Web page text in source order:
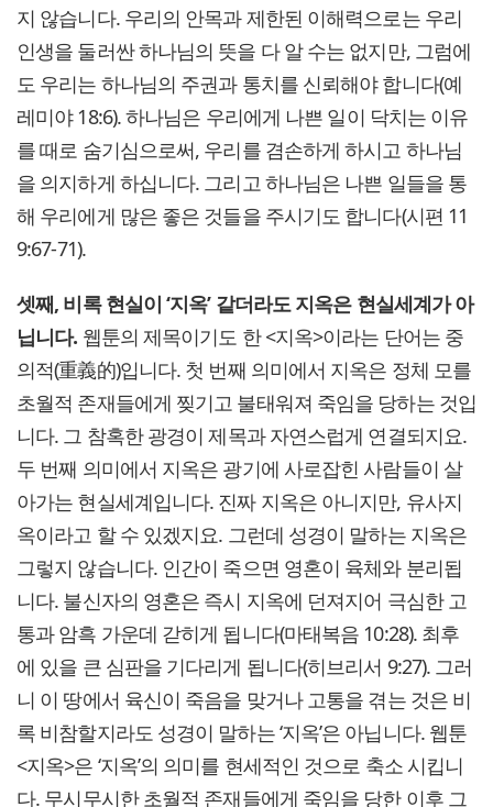
지 않습니다. 우리의 안목과 제한된 이해력으로는 우리
인생을 둘러싼 하나님의 뜻을 다 알 수는 없지만, 그럼에
도 우리는 하나님의 주권과 통치를 신뢰해야 합니다(예
레미야 18:6). 하나님은 우리에게 나쁜 일이 닥치는 이유
를 때로 숨기심으로써, 우리를 겸손하게 하시고 하나님
을 의지하게 하십니다. 그리고 하나님은 나쁜 일들을 통
해 우리에게 많은 좋은 것들을 주시기도 합니다(시편 11
9:67-71).
셋째, 비록 현실이 ‘지옥’ 같더라도 지옥은 현실세계가 아
닙니다. 웹툰의 제목이기도 한 <지옥>이라는 단어는 중
의적(重義的)입니다. 첫 번째 의미에서 지옥은 정체 모를
초월적 존재들에게 찢기고 불태워져 죽임을 당하는 것입
니다. 그 참혹한 광경이 제목과 자연스럽게 연결되지요.
두 번째 의미에서 지옥은 광기에 사로잡힌 사람들이 살
아가는 현실세계입니다. 진짜 지옥은 아니지만, 유사지
옥이라고 할 수 있겠지요. 그런데 성경이 말하는 지옥은
그렇지 않습니다. 인간이 죽으면 영혼이 육체와 분리됩
니다. 불신자의 영혼은 즉시 지옥에 던져지어 극심한 고
통과 암흑 가운데 갇히게 됩니다(마태복음 10:28). 최후
에 있을 큰 심판을 기다리게 됩니다(히브리서 9:27). 그러
니 이 땅에서 육신이 죽음을 맞거나 고통을 겪는 것은 비
록 비참할지라도 성경이 말하는 ‘지옥’은 아닙니다. 웹툰
<지옥>은 ‘지옥’의 의미를 현세적인 것으로 축소 시킵니
다. 무시무시한 초월적 존재들에게 죽임을 당한 이후 그